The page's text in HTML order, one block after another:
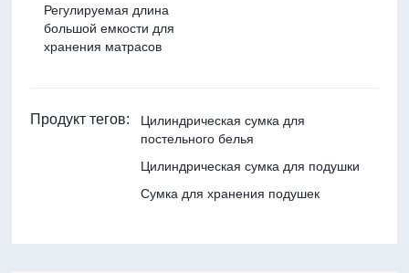
Регулируемая длина
большой емкости для
хранения матрасов
Продукт тегов:
Цилиндрическая сумка для
постельного белья
Цилиндрическая сумка для подушки
Сумка для хранения подушек